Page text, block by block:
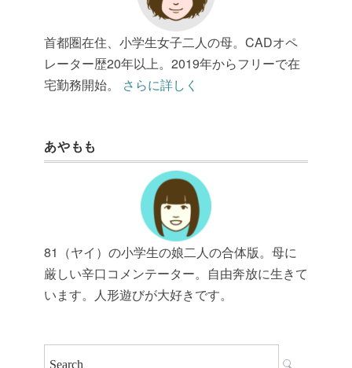
首都圏在住、小学生女子二人の母。CADオペ
レーター歴20年以上。2019年からフリーで在
宅勤務開始。 さらに詳しく
あやもも
81（ヤイ）の小学生の娘二人の合体版。母に
厳しい辛口コメンテーター。自由奔放に生きて
います。人形遊びが大好きです。